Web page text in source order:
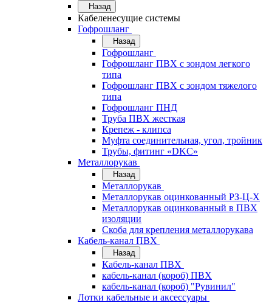
Назад
Кабеленесущие системы
Гофрошланг
Назад
Гофрошланг
Гофрошланг ПВХ с зондом легкого
типа
Гофрошланг ПВХ с зондом тяжелого
типа
Гофрошланг ПНД
Труба ПВХ жесткая
Крепеж - клипса
Муфта соединительная, угол, тройник
Трубы, фитинг «DKC»
Металлорукав
Назад
Металлорукав
Металлорукав оцинкованный РЗ-Ц-Х
Металлорукав оцинкованный в ПВХ
изоляции
Скоба для крепления металлорукава
Кабель-канал ПВХ
Назад
Кабель-канал ПВХ
кабель-канал (короб) ПВХ
кабель-канал (короб) "Рувинил"
Лотки кабельные и аксессуары